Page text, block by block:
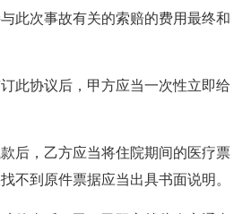
此次事故有关的索赔的费用最终和
此协议后，甲方应当一次性立即给
后，乙方应当将住院期间的医疗票
不到原件票据应当出具书面说明。